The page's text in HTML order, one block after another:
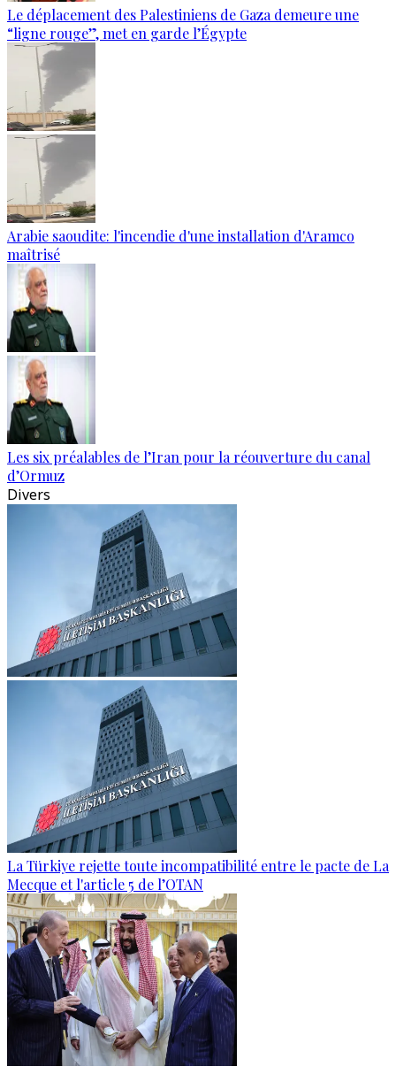
Le déplacement des Palestiniens de Gaza demeure une
“ligne rouge”, met en garde l’Égypte
Arabie saoudite: l'incendie d'une installation d'Aramco
maîtrisé
Les six préalables de l’Iran pour la réouverture du canal
d’Ormuz
Divers
La Türkiye rejette toute incompatibilité entre le pacte de La
Mecque et l'article 5 de l’OTAN